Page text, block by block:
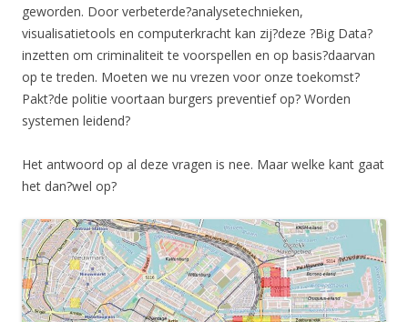
geworden. Door verbeterde?analysetechnieken,
visualisatietools en computerkracht kan zij?deze ?Big Data?
inzetten om criminaliteit te voorspellen en op basis?daarvan
op te treden. Moeten we nu vrezen voor onze toekomst?
Pakt?de politie voortaan burgers preventief op? Worden
systemen leidend?
Het antwoord op al deze vragen is nee. Maar welke kant gaat
het dan?wel op?